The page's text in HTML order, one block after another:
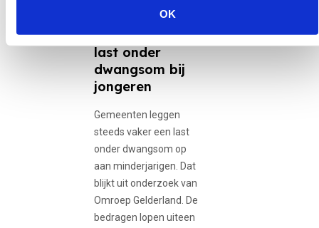
OK
Gemeenten
gebruiken vaker
last onder
dwangsom bij
jongeren
Gemeenten leggen
steeds vaker een last
onder dwangsom op
aan minderjarigen. Dat
blijkt uit onderzoek van
Omroep Gelderland. De
bedragen lopen uiteen